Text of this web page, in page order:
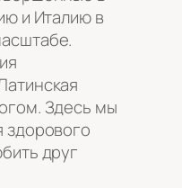
и Италию в
Здесь мы
здорового
друг